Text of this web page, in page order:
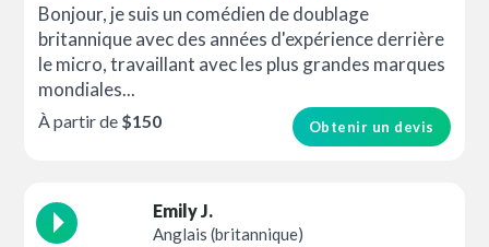
Bonjour, je suis un comédien de doublage
britannique avec des années d'expérience derrière
le micro, travaillant avec les plus grandes marques
mondiales...
Obtenir un devis
À partir de $150
Emily J.
Anglais (britannique)